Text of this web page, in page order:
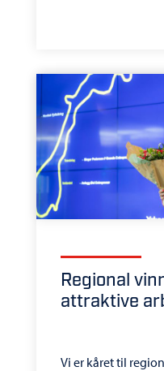
Regional
attraktive
Vi er kåret til